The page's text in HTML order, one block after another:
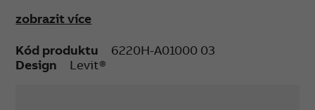
zobrazit více
Kód produktu
6220H-A01000 03
Design
Levit®